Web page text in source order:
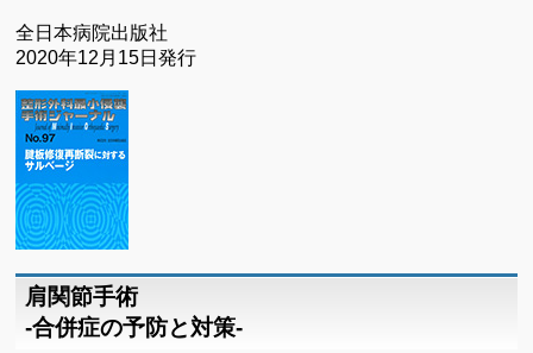
全日本病院出版社
2020年12月15日発行
肩関節手術
-合併症の予防と対策-